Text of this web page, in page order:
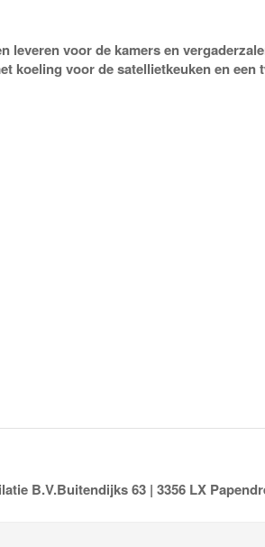
voor de kamers en
koeling voor de satellietkeuken en een
B.V.Buitendijks 63 | 3356 LX